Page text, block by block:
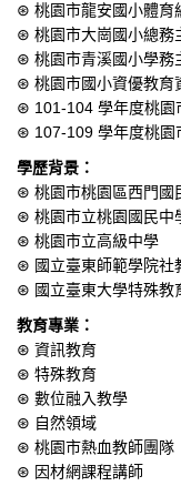
⊛ 桃園市龍安國小體育
⊛ 桃園市大崗國小總務
⊛ 桃園市青溪國小學務
⊛ 桃園市國小資優教育
⊛ 101-104 學年度桃園
⊛ 107-109 學年度桃園
學歷背景：
⊛ 桃園市桃園區西門國
⊛ 桃園市立桃園國民中
⊛ 桃園市立高級中學
⊛ 國立臺東師範學院社
⊛ 國立臺東大學特殊教
教育專業：
⊛ 資訊教育
⊛ 特殊教育
⊛ 數位融入教學
⊛ 自然領域
⊛ 桃園市熱血教師團隊
⊛ 因材網課程講師